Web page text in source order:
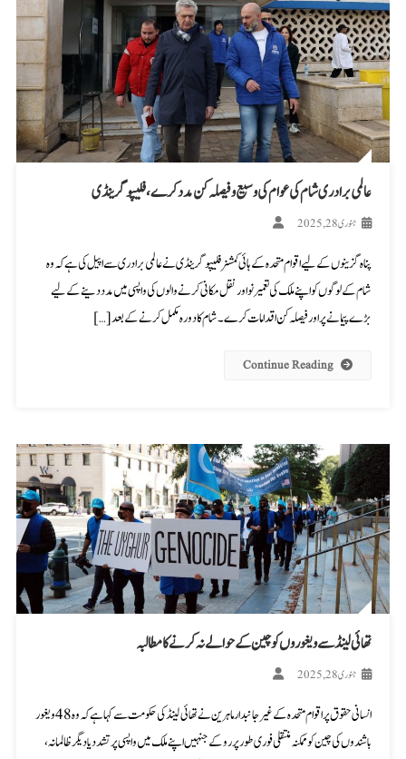
عالمی برادری شام کی عوام کی وسیع و فیصلہ کن مدد کرے، فلیپو گرینڈی
جنوری 28, 2025
پناہ گزینوں کے لیے اقوام متحدہ کے ہائی کمشنر فلیپو گرینڈی نے عالمی برادری سے اپیل کی ہے کہ وہ
شام کے لوگوں کو اپنے ملک کی تعمیرنو اور نقل مکانی کرنے والوں کی واپسی میں مدد دینے کے لیے
بڑے پیمانے پر اور فیصلہ کن اقدامات کرے۔ شام کا دورہ مکمل کرنے کے بعد […]
Continue Reading
تھائی لینڈ سے ویغوروں کو چین کے حوالے نہ کرنے کا مطالبہ
جنوری 28, 2025
انسانی حقوق پر اقوام متحدہ کے غیرجانبدار ماہرین نے تھائی لینڈ کی حکومت سے کہا ہے کہ وہ 48 ویغور
باشندوں کی چین کو ممکنہ منتقلی فوری طور پر روکے جنہیں اپنے ملک میں واپسی پر تشدد یا دیگر ظالمانہ،